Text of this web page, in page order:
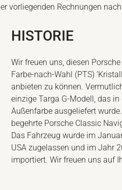
vorliegenden Rechnungen
HISTORIE
Wir freuen uns, diesen
Farbe-nach-Wahl (PTS)
anbieten zu können.
einzige Targa G-Modell, das
Außenfarbe ausgeliefert
begehrte Porsche Classic
Das Fahrzeug wurde im
USA zugelassen und im Jahr
importiert. Wir freuen uns auf